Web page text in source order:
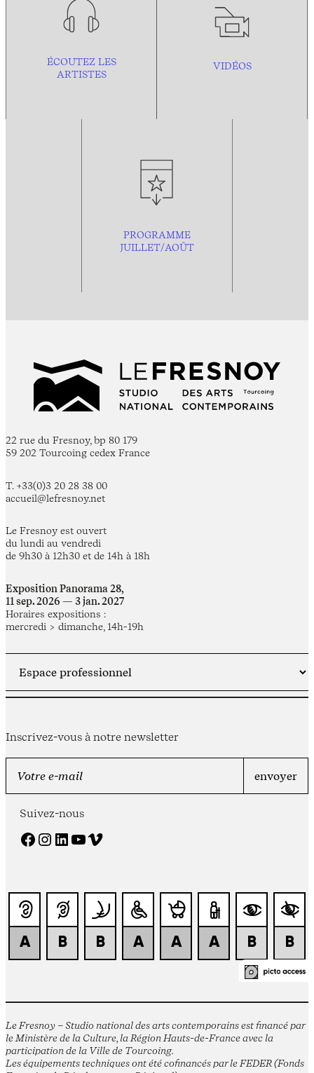
ÉCOUTEZ LES
ARTISTES
VIDÉOS
PROGRAMME
JUILLET/AOÛT
22 rue du Fresnoy, bp 80 179
59 202 Tourcoing cedex France
T. +33(0)3 20 28 38 00
accueil@lefresnoy.net
Le Fresnoy est ouvert
du lundi au vendredi
de 9h30 à 12h30 et de 14h à 18h
Exposition Panorama 28,
11 sep. 2026 — 3 jan. 2027
Horaires expositions :
mercredi > dimanche, 14h-19h
Inscrivez-vous à notre newsletter
Suivez-nous
Facebook Instagram LinkedIn YouTube Vimeo
Le Fresnoy – Studio national des arts contemporains est financé par
le Ministère de la Culture, la Région Hauts-de-France avec la
participation de la Ville de Tourcoing.
Les équipements techniques ont été cofinancés par le FEDER (Fonds